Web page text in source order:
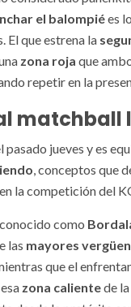
el balompiées
El que estrena la
zona roja que
repetir en la
matchball
pasado jueves y es
, conceptos que
la competición del
como
las mayores
que el
zona calientede